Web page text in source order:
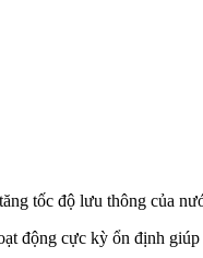
tốc độ lưu thông của
động cực kỳ ổn định